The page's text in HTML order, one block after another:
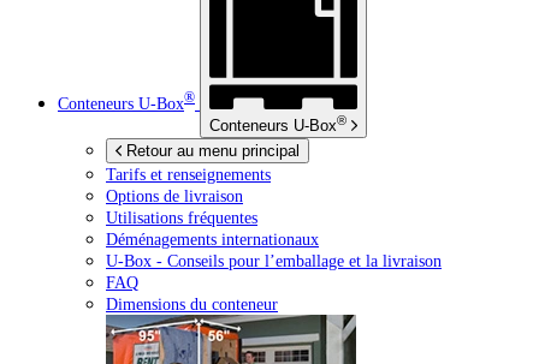
Conteneurs U-Box®
Conteneurs U-Box®
Retour au menu principal
Tarifs et renseignements
Options de livraison
Utilisations fréquentes
Déménagements internationaux
U-Box - Conseils pour l’emballage et la livraison
FAQ
Dimensions du conteneur